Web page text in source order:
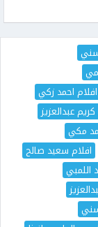
افلام احمد زكي
عبدالعزيز
مكي
افلام سعيد صالح
اللمبي